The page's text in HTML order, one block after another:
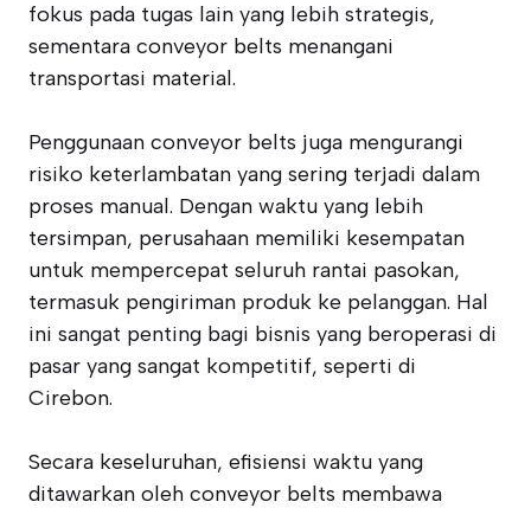
fokus pada tugas lain yang lebih strategis,
sementara conveyor belts menangani
transportasi material.
Penggunaan conveyor belts juga mengurangi
risiko keterlambatan yang sering terjadi dalam
proses manual. Dengan waktu yang lebih
tersimpan, perusahaan memiliki kesempatan
untuk mempercepat seluruh rantai pasokan,
termasuk pengiriman produk ke pelanggan. Hal
ini sangat penting bagi bisnis yang beroperasi di
pasar yang sangat kompetitif, seperti di
Cirebon.
Secara keseluruhan, efisiensi waktu yang
ditawarkan oleh conveyor belts membawa